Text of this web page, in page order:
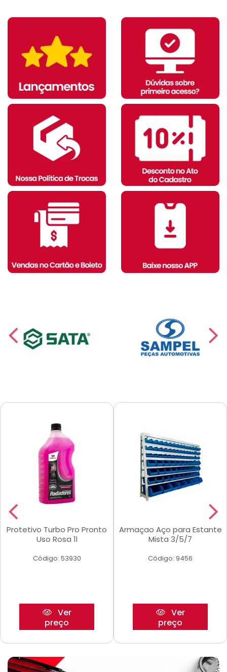
Protetivo Turbo Pro Pronto
Uso Rosa 1l
Código: 53930
Ver
preço
Armaçao Aço para Estante
Mista 3/5/7
Código: 9456
Ver
preço